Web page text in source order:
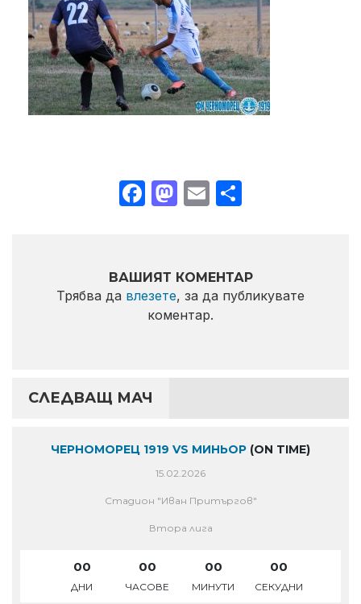
Facebook
Mastodon
Email
ВАШИЯТ КОМЕНТАР
Трябва да влезете, за да публикувате
коментар.
СЛЕДВАЩ МАЧ
ЧЕРНОМОРЕЦ 1919 VS МИНЬОР (ON TIME)
15.02.2026
Стадион "Иван Притъргов"
Втора лига
00
ДНИ
00
ЧАСОВЕ
00
МИНУТИ
00
СЕКУДНИ